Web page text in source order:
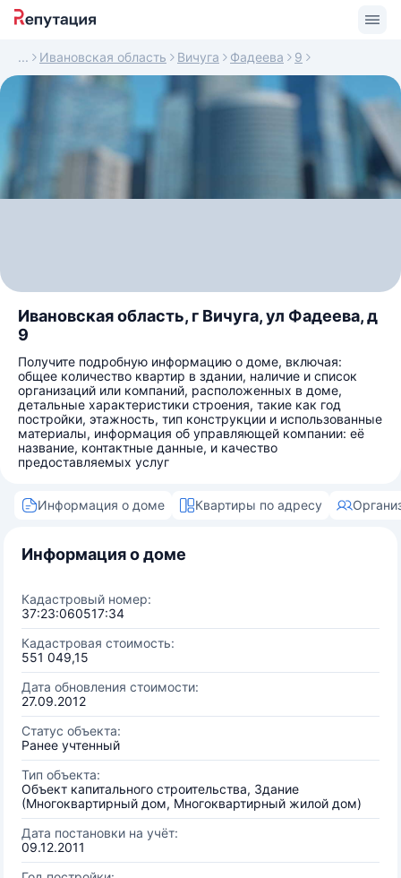
Ивановская область Вичуга Фадеева 9
Ивановская область, г Вичуга, ул Фадеева, д
9
Получите подробную информацию о доме, включая:
общее количество квартир в здании, наличие и список
организаций или компаний, расположенных в доме,
детальные характеристики строения, такие как год
постройки, этажность, тип конструкции и использованные
материалы, информация об управляющей компании: её
название, контактные данные, и качество
предоставляемых услуг
Информация о доме Квартиры по адресу
Информация о доме
Кадастровый номер:
37:23:060517:34
Кадастровая стоимость:
551 049,15
Дата обновления стоимости:
27.09.2012
Статус объекта:
Ранее учтенный
Тип объекта:
Объект капитального строительства, Здание
(Многоквартирный дом, Многоквартирный жилой дом)
Дата постановки на учёт:
09.12.2011